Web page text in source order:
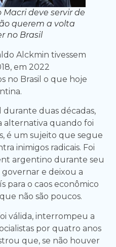
deve servir de
querem a volta
no Brasil
Alckmin tivessem
em 2022
no Brasil o que hoje
durante duas décadas,
alternativa quando foi
é um sujeito que segue
inimigos radicais. Foi
argentino durante seu
e deixou a
para o caos econômico
não são poucos.
válida, interrompeu a
por quatro anos
que, se não houver